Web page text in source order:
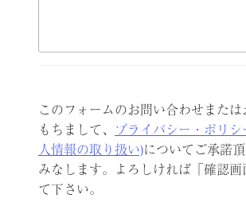
このフォームのお問い合わせまた
もちまして、 プライバシー・ポリ
人情報の取り扱い)についてご承諾
みなします。よろしければ「確認画
て下さい。